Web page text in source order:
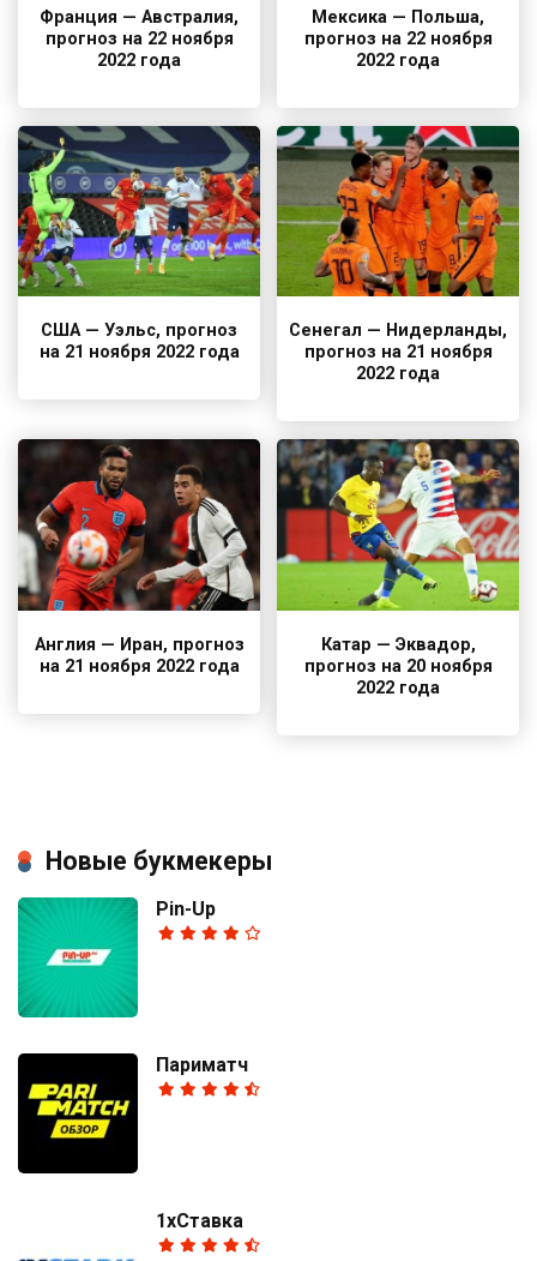
Франция — Австралия,
прогноз на 22 ноября
2022 года
Мексика — Польша,
прогноз на 22 ноября
2022 года
США — Уэльс, прогноз
на 21 ноября 2022 года
Сенегал — Нидерланды,
прогноз на 21 ноября
2022 года
Англия — Иран, прогноз
на 21 ноября 2022 года
Катар — Эквадор,
прогноз на 20 ноября
2022 года
Новые букмекеры
Pin-Up
Париматч
1хСтавка